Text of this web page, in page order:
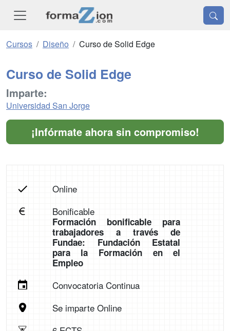
Cursos Diseño Curso de Solid Edge
Curso de Solid Edge
Imparte:
Universidad San Jorge
¡Infórmate ahora sin compromiso!
Online
Bonificable
Formación bonificable para
trabajadores a través de
Fundae: Fundación Estatal
para la Formación en el
Empleo
Convocatoria Continua
Se imparte Online